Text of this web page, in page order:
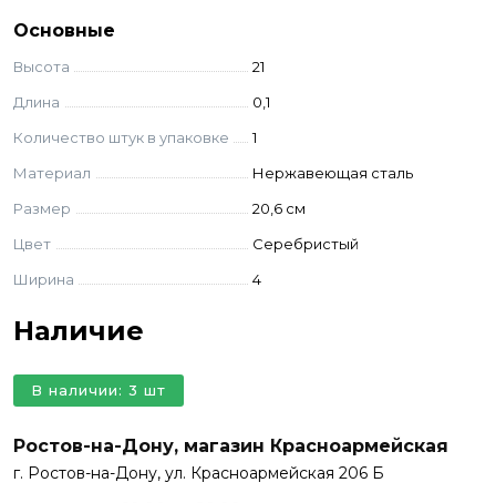
Основные
Высота
21
Длина
0,1
Количество штук в упаковке
1
Материал
Нержавеющая сталь
Размер
20,6 см
Цвет
Серебристый
Ширина
4
Наличие
Ростов-на-Дону, магазин Красноармейская
г. Ростов-на-Дону, ул. Красноармейская 206 Б
В наличии: 3 шт